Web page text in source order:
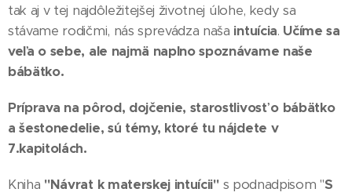
tak aj v tej najdôležitejšej životnej úlohe, kedy sa
stávame rodičmi, nás sprevádza naša intuícia. Učíme sa
veľa o sebe, ale najmä naplno spoznávame naše
bábätko.
Príprava na pôrod, dojčenie, starostlivosť o bábätko
a šestonedelie, sú témy, ktoré tu nájdete v
7.kapitolách.
Kniha "Návrat k materskej intuícii"s podnadpisom "S